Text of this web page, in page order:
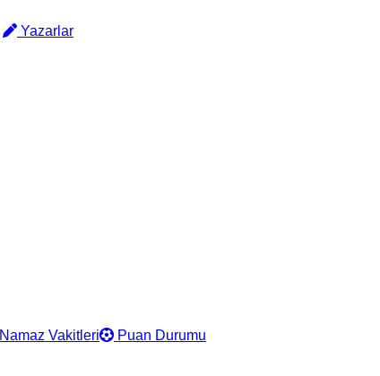
Yazarlar
Namaz Vakitleri
Puan Durumu